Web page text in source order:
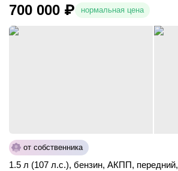
700 000 ₽ нормальная цена
от собственника
1.5 л (107 л.с.), бензин, АКПП, передний,